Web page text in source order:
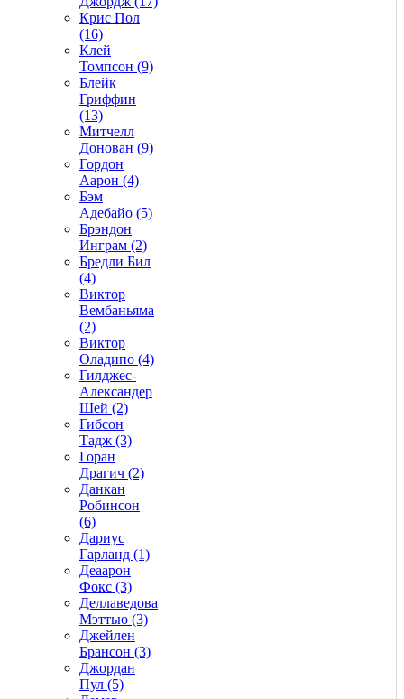
Крис Пол
(16)
Клей
Томпсон (9)
Блейк
Гриффин
(13)
Митчелл
Донован (9)
Гордон
Аарон (4)
Бэм
Адебайо (5)
Брэндон
Инграм (2)
Бредли Бил
(4)
Виктор
Вембаньяма
(2)
Виктор
Оладипо (4)
Гилджес-
Александер
Шей (2)
Гибсон
Тадж (3)
Горан
Драгич (2)
Данкан
Робинсон
(6)
Дариус
Гарланд (1)
Деаарон
Фокс (3)
Деллаведова
Мэттью (3)
Джейлен
Брансон (3)
Джордан
Пул (5)